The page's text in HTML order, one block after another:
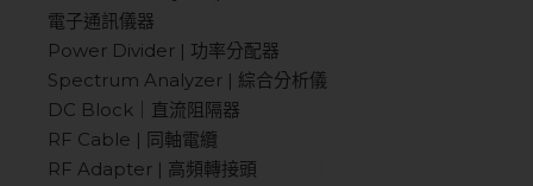
電子通訊儀器
Power Divider | 功率分配器
Spectrum Analyzer | 綜合分析儀
DC Block｜直流阻隔器
RF Cable | 同軸電纜
RF Adapter | 高頻轉接頭